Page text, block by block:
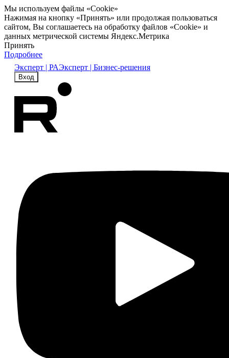
Мы используем файлы «Cookie»
Нажимая на кнопку «Принять» или продолжая пользоваться
сайтом, Вы соглашаетесь на обработку файлов «Cookie» и
данных метрической системы Яндекс.Метрика
Принять
Подробнее
Эксперт | РАЭксперт | Бизнес-решения
Вход